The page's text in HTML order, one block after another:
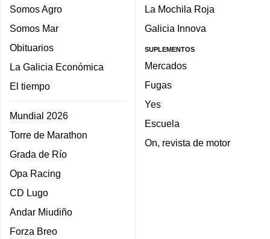
Somos Agro
Somos Mar
Obituarios
La Galicia Económica
El tiempo
Mundial 2026
Torre de Marathon
Grada de Río
Opa Racing
CD Lugo
Andar Miudiño
Forza Breo
La Mochila Roja
Galicia Innova
SUPLEMENTOS
Mercados
Fugas
Yes
Escuela
On, revista de motor